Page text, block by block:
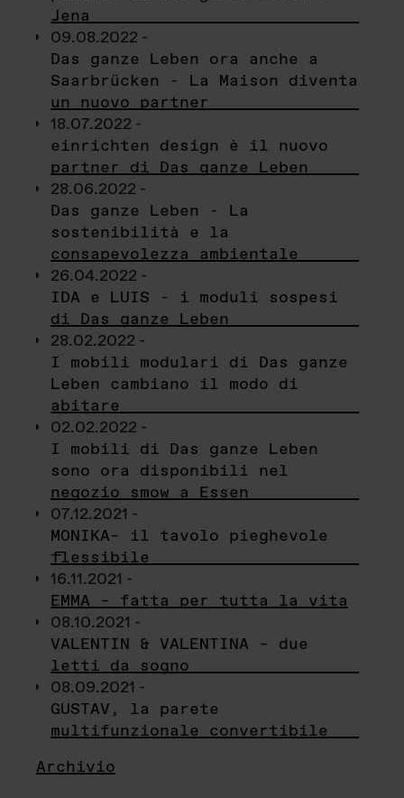
Jena
09.08.2022 -
Das ganze Leben ora anche a
Saarbrücken - La Maison diventa
un nuovo partner
18.07.2022 -
einrichten design è il nuovo
partner di Das ganze Leben
28.06.2022 -
Das ganze Leben - La
sostenibilità e la
consapevolezza ambientale
26.04.2022 -
IDA e LUIS - i moduli sospesi
di Das ganze Leben
28.02.2022 -
I mobili modulari di Das ganze
Leben cambiano il modo di
abitare
02.02.2022 -
I mobili di Das ganze Leben
sono ora disponibili nel
negozio smow a Essen
07.12.2021 -
MONIKA– il tavolo pieghevole
flessibile
16.11.2021 -
EMMA – fatta per tutta la vita
08.10.2021 -
VALENTIN & VALENTINA – due
letti da sogno
08.09.2021 -
GUSTAV, la parete
multifunzionale convertibile
Archivio